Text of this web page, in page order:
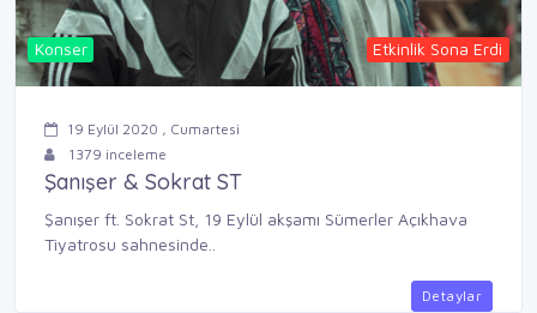
Konser Etkinlik Sona Erdi
19 Eylül 2020 , Cumartesi
1379 inceleme
Şanışer & Sokrat ST
Şanışer ft. Sokrat St, 19 Eylül akşamı Sümerler Açıkhava
Tiyatrosu sahnesinde..
Detaylar